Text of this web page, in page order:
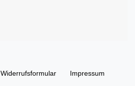
Widerrufs­formular Impressum